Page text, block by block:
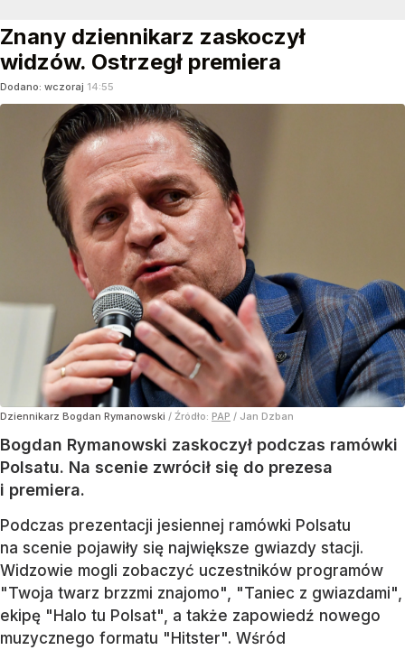
Znany dziennikarz zaskoczył
widzów. Ostrzegł premiera
Dodano: wczoraj 14:55
Dziennikarz Bogdan Rymanowski / Źródło: PAP / Jan Dzban
Bogdan Rymanowski zaskoczył podczas ramówki
Polsatu. Na scenie zwrócił się do prezesa
i premiera.
Podczas prezentacji jesiennej ramówki Polsatu
na scenie pojawiły się największe gwiazdy stacji.
Widzowie mogli zobaczyć uczestników programów
"Twoja twarz brzzmi znajomo", "Taniec z gwiazdami",
ekipę "Halo tu Polsat", a także zapowiedź nowego
muzycznego formatu "Hitster". Wśród